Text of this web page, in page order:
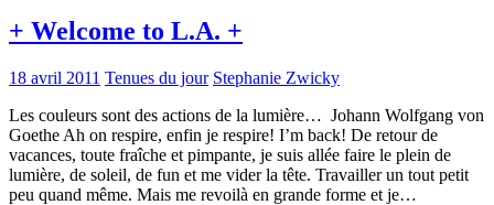
+ Welcome to L.A. +
18 avril 2011 Tenues du jour Stephanie Zwicky
Les couleurs sont des actions de la lumière… Johann Wolfgang von
Goethe Ah on respire, enfin je respire! I’m back! De retour de
vacances, toute fraîche et pimpante, je suis allée faire le plein de
lumière, de soleil, de fun et me vider la tête. Travailler un tout petit
peu quand même. Mais me revoilà en grande forme et je…